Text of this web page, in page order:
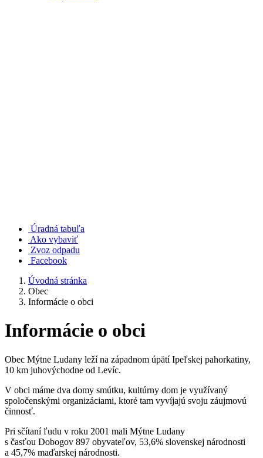
Úradná tabuľa
Ako vybaviť
Zvoz odpadu
Facebook
Úvodná stránka
Obec
Informácie o obci
Informácie o obci
Obec Mýtne Ludany leží na západnom úpätí Ipeľskej pahorkatiny,
10 km juhovýchodne od Levíc.
V obci máme dva domy smútku, kultúrny dom je využívaný
spoločenskými organizáciami, ktoré tam vyvíjajú svoju záujmovú
činnosť.
Pri sčítaní ľudu v roku 2001 mali Mýtne Ludany
s časťou Dobogov 897 obyvateľov, 53,6% slovenskej národnosti
a 45,7% maďarskej národnosti.